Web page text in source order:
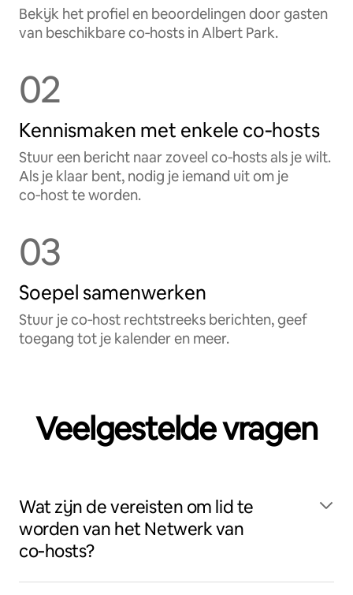
Bekijk het profiel en beoordelingen door gasten
van beschikbare co‑hosts in Albert Park.
02
Kennismaken met enkele co‑hosts
Stuur een bericht naar zoveel co‑hosts als je wilt.
Als je klaar bent, nodig je iemand uit om je
co‑host te worden.
03
Soepel samenwerken
Stuur je co‑host rechtstreeks berichten, geef
toegang tot je kalender en meer.
Veelgestelde vragen
Wat zijn de vereisten om lid te
worden van het Netwerk van
co‑hosts?